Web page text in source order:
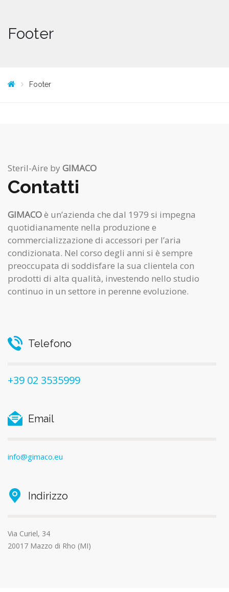
Footer
Footer
Steril-Aire by GIMACO
Contatti
GIMACOè un’azienda che dal 1979 si impegna
quotidianamente nella produzione e
commercializzazione di accessori per l’aria
condizionata. Nel corso degli anni si è sempre
preoccupata di soddisfare la sua clientela con
prodotti di alta qualità, investendo nello studio
continuo in un settore in perenne evoluzione.
Telefono
+39 02 3535999
Email
info@gimaco.eu
Indirizzo
Via Curiel, 34
20017 Mazzo di Rho (MI)